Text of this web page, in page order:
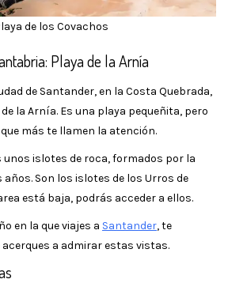
de los Covachos
Playa de la Arnía
de Santander, en la Costa Quebrada,
la Arnía. Es una playa pequeñita, pero
más te llamen la atención.
islotes de roca, formados por la
Son los islotes de los Urros de
está baja, podrás acceder a ellos.
en la que viajes a Santander, te
a admirar estas vistas.